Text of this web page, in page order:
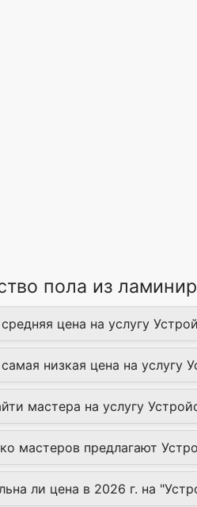
пола из
цена на услугу
низкая цена на услугу
мастера на услугу
мастеров предлагают
ли цена в 2026 г. на